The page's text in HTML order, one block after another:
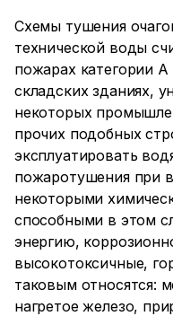
Схемы тушения
технической воды
пожарах категории
складских зданиях,
некоторых
прочих подобных
эксплуатировать
пожаротушения при
некоторыми
способными в этом
энергию,
высокотоксичные,
таковым относятся:
нагретое железо,